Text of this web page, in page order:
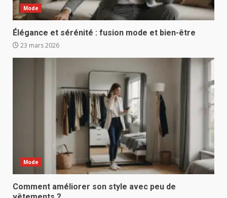
Mode
Élégance et sérénité : fusion mode et bien-être
23 mars 2026
Mode
Comment améliorer son style avec peu de